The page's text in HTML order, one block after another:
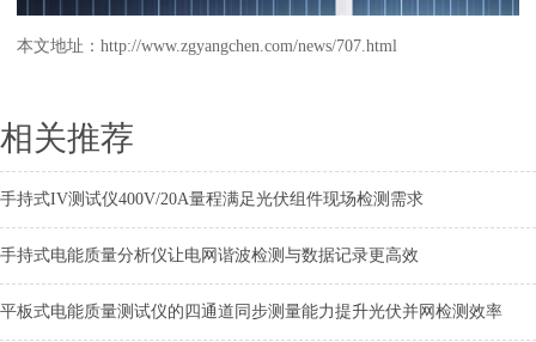
本文地址： http://www.zgyangchen.com/news/707.html
相关推荐
手持式IV测试仪400V/20A量程满足光伏组件现场检测需求
手持式电能质量分析仪让电网谐波检测与数据记录更高效
平板式电能质量测试仪的四通道同步测量能力提升光伏并网检测效率